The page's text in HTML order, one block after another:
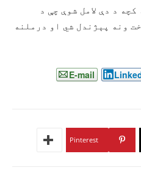
د دې لامل شوې چې د
ونه پېژندل شي او درملنه
E-mail
Pinterest